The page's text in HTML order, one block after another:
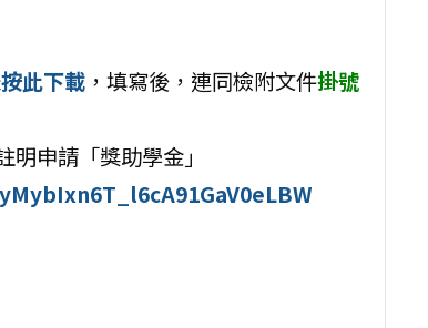
此下載，填寫後，連同檢附文件掛號
申請「獎助學金」